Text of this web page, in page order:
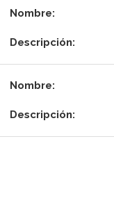
Nombre:
Descripción:
Nombre:
Descripción: